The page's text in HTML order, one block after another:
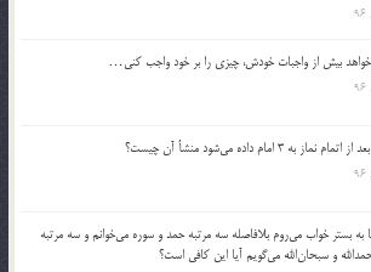
بيش از واجبات خودش، چيزي را بر خود واجب كني…
به 3 امام داده مي‌شود منشأ آن چيست؟
بستر خواب مي‌روم بلافاصله سه مرتبه حمد و سوره مي‌خوانم و سه مرتبه
و سبحان‌الله مي‌گويم آيا اين كافي است؟